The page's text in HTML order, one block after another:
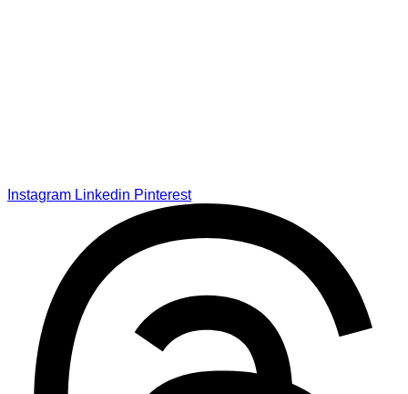
Instagram Linkedin Pinterest